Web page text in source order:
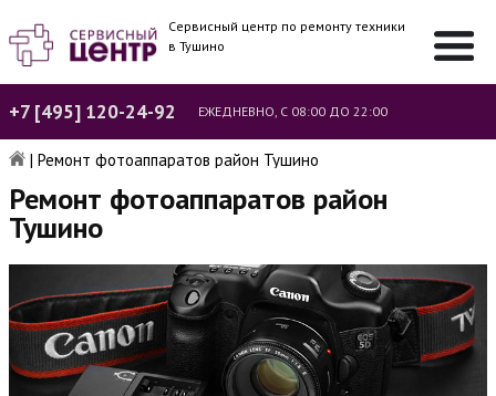
Сервисный центр по ремонту техники
в Тушино
+7 [495] 120-24-92 ЕЖЕДНЕВНО, С 08:00 ДО 22:00
| Ремонт фотоаппаратов район Тушино
Ремонт фотоаппаратов район
Тушино